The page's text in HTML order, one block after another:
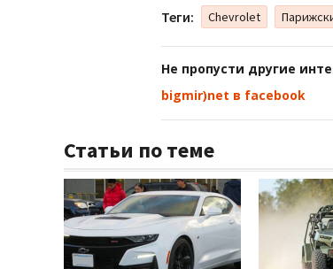
Теги: Chevrolet
Не пропусти другие
bigmir)net в facebook
Статьи по теме